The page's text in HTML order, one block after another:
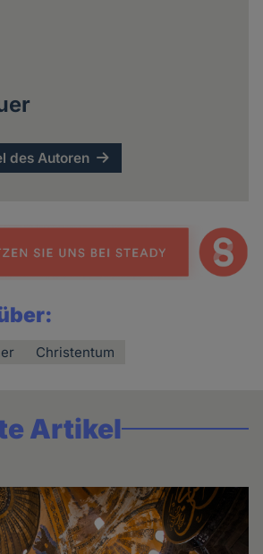
des Autoren
Christentum
Artikel